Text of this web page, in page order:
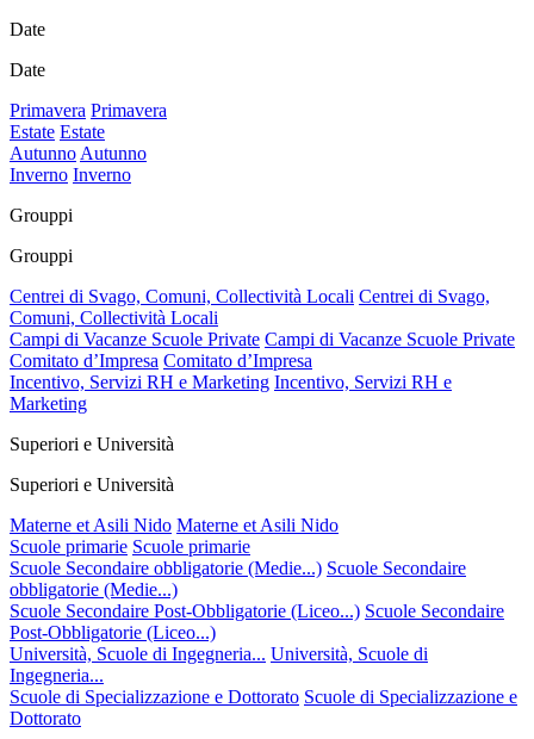
Date
Date
Primavera Primavera
Estate Estate
Autunno Autunno
Inverno Inverno
Grouppi
Grouppi
Centrei di Svago, Comuni, Collectività Locali Centrei di Svago,
Comuni, Collectività Locali
Campi di Vacanze Scuole Private Campi di Vacanze Scuole Private
Comitato d’Impresa Comitato d’Impresa
Incentivo, Servizi RH e Marketing Incentivo, Servizi RH e
Marketing
Superiori e Università
Superiori e Università
Materne et Asili Nido Materne et Asili Nido
Scuole primarie Scuole primarie
Scuole Secondaire obbligatorie (Medie...) Scuole Secondaire
obbligatorie (Medie...)
Scuole Secondaire Post-Obbligatorie (Liceo...) Scuole Secondaire
Post-Obbligatorie (Liceo...)
Università, Scuole di Ingegneria... Università, Scuole di
Ingegneria...
Scuole di Specializzazione e Dottorato Scuole di Specializzazione e
Dottorato